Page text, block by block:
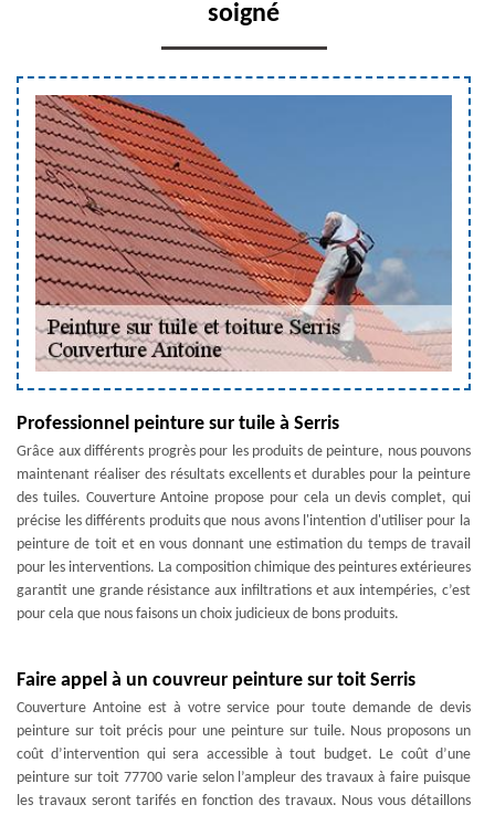
soigné
Professionnel peinture sur tuile à Serris
Grâce aux différents progrès pour les produits de peinture, nous pouvons
maintenant réaliser des résultats excellents et durables pour la peinture
des tuiles. Couverture Antoine propose pour cela un devis complet, qui
précise les différents produits que nous avons l'intention d'utiliser pour la
peinture de toit et en vous donnant une estimation du temps de travail
pour les interventions. La composition chimique des peintures extérieures
garantit une grande résistance aux infiltrations et aux intempéries, c’est
pour cela que nous faisons un choix judicieux de bons produits.
Faire appel à un couvreur peinture sur toit Serris
Couverture Antoine est à votre service pour toute demande de devis
peinture sur toit précis pour une peinture sur tuile. Nous proposons un
coût d’intervention qui sera accessible à tout budget. Le coût d’une
peinture sur toit 77700 varie selon l’ampleur des travaux à faire puisque
les travaux seront tarifés en fonction des travaux. Nous vous détaillons